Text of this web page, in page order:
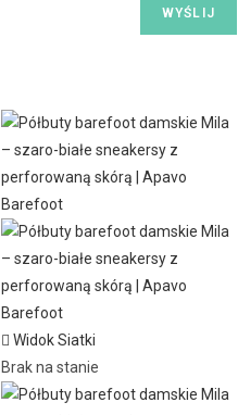
Widok Siatki
Brak na stanie